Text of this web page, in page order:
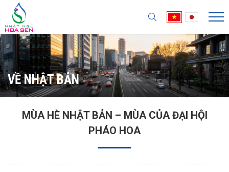
VỀ NHẬT BẢN
MÙA HÈ NHẬT BẢN – MÙA CỦA ĐẠI HỘI
PHÁO HOA